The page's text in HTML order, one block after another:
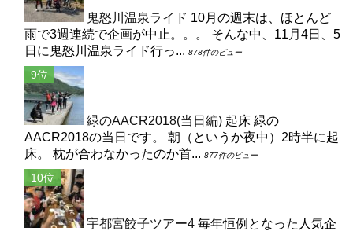
鬼怒川温泉ライド 10月の週末は、ほとんど
雨で3週連続で企画が中止。。。 そんな中、11月4日、5
日に鬼怒川温泉ライド行っ... 878件のビュー
緑のAACR2018(当日編) 起床 緑の
AACR2018の当日です。 朝（というか夜中）2時半に起
床。 枕が合わなかったのか首... 877件のビュー
宇都宮餃子ツアー4 毎年恒例となった人気企